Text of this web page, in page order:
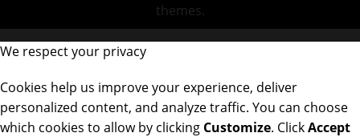
themes.
We respect your privacy
Cookies help us improve your experience, deliver
personalized content, and analyze traffic. You can choose
which cookies to allow by clicking Customize. ClickAccept